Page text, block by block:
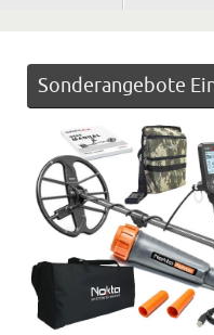
Sonderangebote